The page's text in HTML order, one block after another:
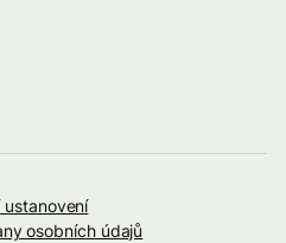
ustanovení
osobních údajů